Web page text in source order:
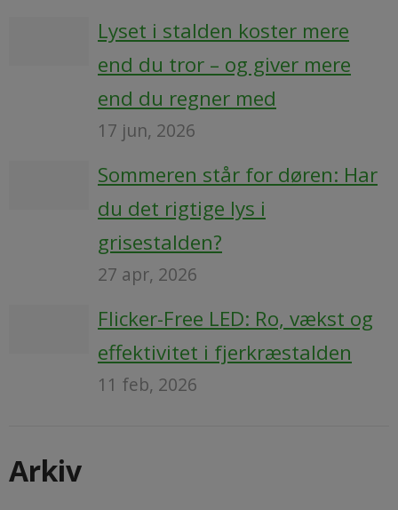
Lyset i stalden koster mere
end du tror – og giver mere
end du regner med
17 jun, 2026
Sommeren står for døren: Har
du det rigtige lys i
grisestalden?
27 apr, 2026
Flicker-Free LED: Ro, vækst og
effektivitet i fjerkræstalden
11 feb, 2026
Arkiv